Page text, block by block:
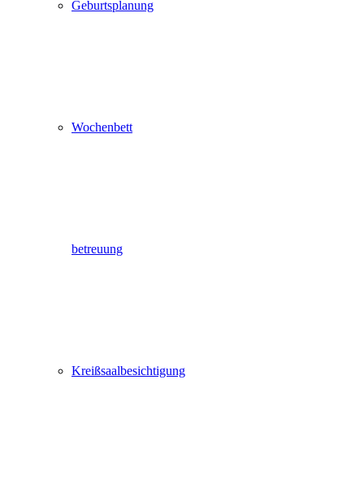
Geburtsplanung
Wochenbett
betreuung
Kreißsaalbesichtigung